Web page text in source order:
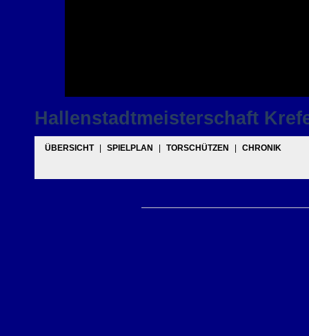
Hallenstadtmeisterschaft
ÜBERSICHT SPIELPLAN TORSCHÜTZEN CHRONIK